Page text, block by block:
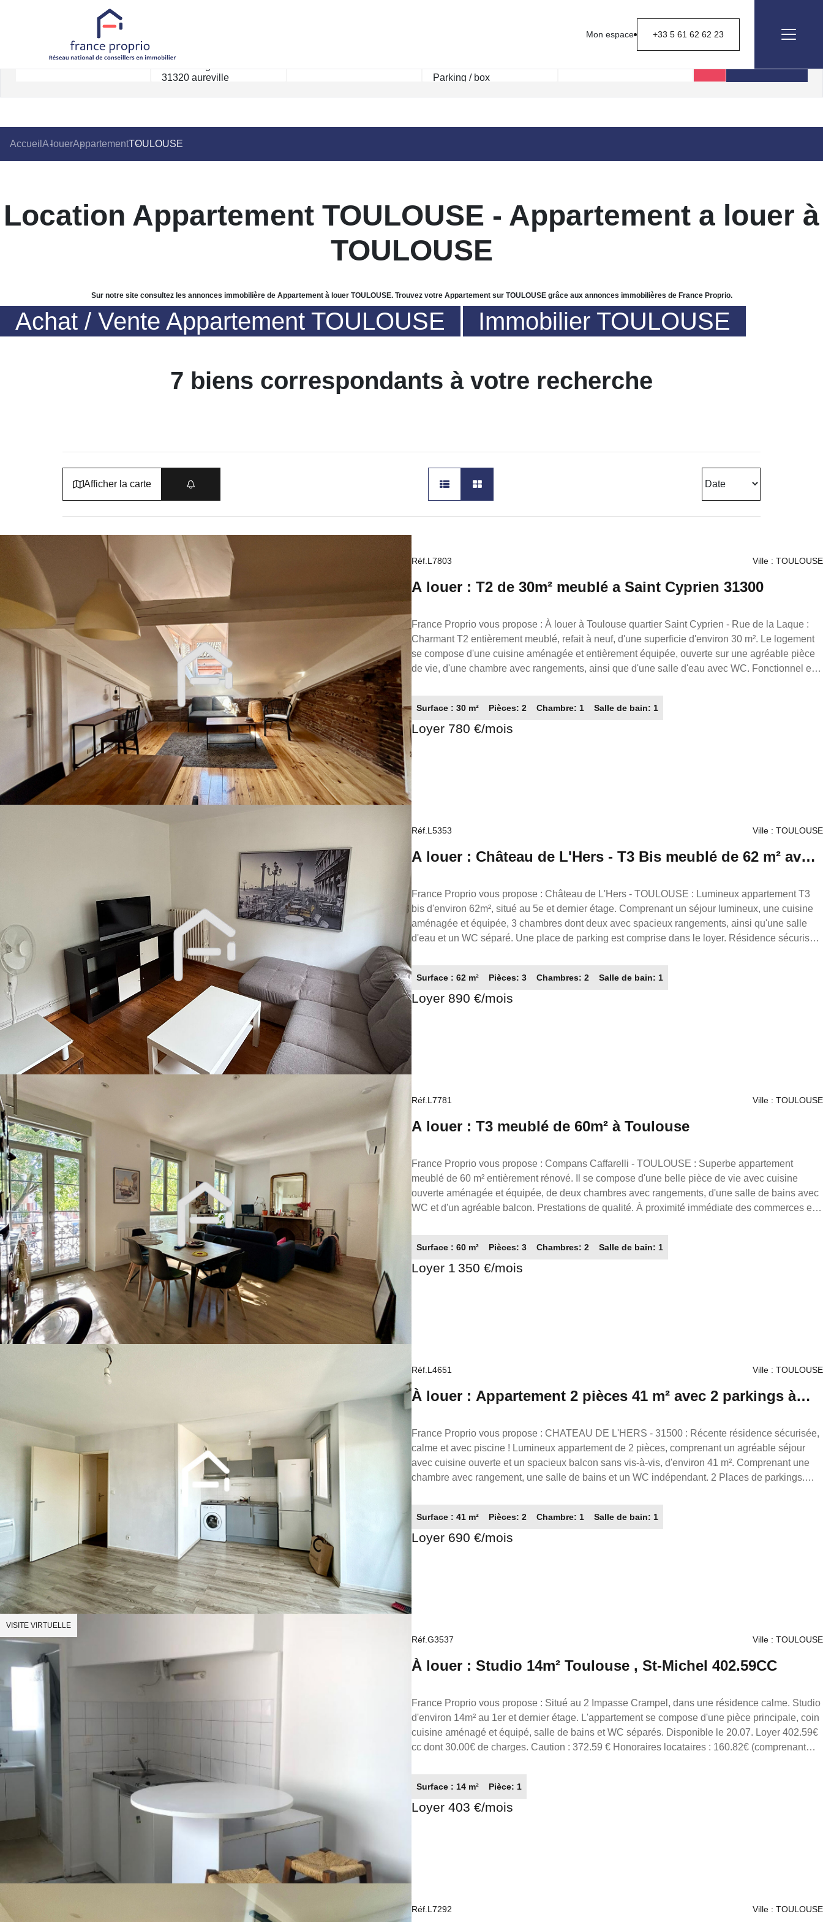
Mon espace +33 5 61 62 62 23
Accueil A louerAppartementTOULOUSE
Location Appartement TOULOUSE - Appartement a louer à
TOULOUSE
Sur notre site consultez les annonces immobilière de Appartement à louer TOULOUSE. Trouvez votre Appartement sur TOULOUSE grâce aux annonces immobilières de France Proprio.
Achat / Vente Appartement TOULOUSE Immobilier TOULOUSE
7 biens correspondants à votre recherche
Afficher la carte
Réf.L7803 Ville : TOULOUSE
A louer : T2 de 30m² meublé a Saint Cyprien 31300
France Proprio vous propose : À louer à Toulouse quartier Saint Cyprien - Rue de la Laque :
Charmant T2 entièrement meublé, refait à neuf, d'une superficie d'environ 30 m². Le logement
se compose d'une cuisine aménagée et entièrement équipée, ouverte sur une agréable pièce
de vie, d'une chambre avec rangements, ainsi que d'une salle d'eau avec WC. Fonctionnel et
charges). Dépôt de garantie : 1440€ Honoraires : 390.00 € Référence : L7803 FRANCE
PROPRIO Réseaux de conseillers Immobilier partout en France. Transaction/ Location/
Surface : 30 m² Pièces: 2 Chambre: 1 Salle de bain: 1
Loyer 780 €/mois
Réf.L5353 Ville : TOULOUSE
A louer : Château de L'Hers - T3 Bis meublé de 62 m² avec
Parking
France Proprio vous propose : Château de L'Hers - TOULOUSE : Lumineux appartement T3
bis d'environ 62m², situé au 5e et dernier étage. Comprenant un séjour lumineux, une cuisine
aménagée et équipée, 3 chambres dont deux avec spacieux rangements, ainsi qu'une salle
d'eau et un WC séparé. Une place de parking est comprise dans le loyer. Résidence sécurisée
656.00€. Référence annonce: L5353 FRANCE PROPRIO 05.61.62.62.23 Réseaux de
conseillers Immobilier partout en France. Transaction/ Location/ Gestion
Surface : 62 m² Pièces: 3 Chambres: 2 Salle de bain: 1
Loyer 890 €/mois
Réf.L7781 Ville : TOULOUSE
A louer : T3 meublé de 60m² à Toulouse
France Proprio vous propose : Compans Caffarelli - TOULOUSE : Superbe appartement
meublé de 60 m² entièrement rénové. Il se compose d'une belle pièce de vie avec cuisine
ouverte aménagée et équipée, de deux chambres avec rangements, d'une salle de bains avec
WC et d'un agréable balcon. Prestations de qualité. À proximité immédiate des commerces et
de garantie : 2600.00€ Honoraires : 780.00€ Référence annonce : L7781 FRANCE PROPRIO /
05.61.62.62.23 Réseaux de conseillers Immobilier partout en France. Transaction/ Location/
Surface : 60 m² Pièces: 3 Chambres: 2 Salle de bain: 1
Loyer 1 350 €/mois
Réf.L4651 Ville : TOULOUSE
À louer : Appartement 2 pièces 41 m² avec 2 parkings à
Toulouse (31500)
France Proprio vous propose : CHATEAU DE L'HERS - 31500 : Récente résidence sécurisée,
calme et avec piscine ! Lumineux appartement de 2 pièces, comprenant un agréable séjour
avec cuisine ouverte et un spacieux balcon sans vis-à-vis, d'environ 41 m². Comprenant une
chambre avec rangement, une salle de bains et un WC indépendant. 2 Places de parkings.
05.61.62.62.23 Réseaux de conseillers Immobilier partout en France. Transaction/ Location/
Gestion
Surface : 41 m² Pièces: 2 Chambre: 1 Salle de bain: 1
Loyer 690 €/mois
VISITE VIRTUELLE
Réf.G3537 Ville : TOULOUSE
À louer : Studio 14m² Toulouse , St-Michel 402.59CC
France Proprio vous propose : Situé au 2 Impasse Crampel, dans une résidence calme. Studio
d'environ 14m² au 1er et dernier étage. L'appartement se compose d'une pièce principale, coin
cuisine aménagé et équipé, salle de bains et WC séparés. Disponible le 20.07. Loyer 402.59€
cc dont 30.00€ de charges. Caution : 372.59 € Honoraires locataires : 160.82€ (comprenant
Constituez votre dossier sur www.gestionlocative.franceproprio.com
Surface : 14 m² Pièce: 1
Loyer 403 €/mois
Réf.L7292 Ville : TOULOUSE